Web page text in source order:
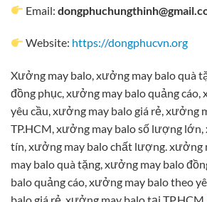
Email:
Website: https://dongphucvn.org
Xưởng may balo, xưởng may balo quà
đồng phục, xưởng may balo quảng
yêu cầu, xưởng may balo giá rẻ, xưởng
TP.HCM, xưởng may balo số lượng
tín, xưởng may balo chất lượng. xưởng
may balo quà tặng, xưởng may balo
balo quảng cáo, xưởng may balo theo